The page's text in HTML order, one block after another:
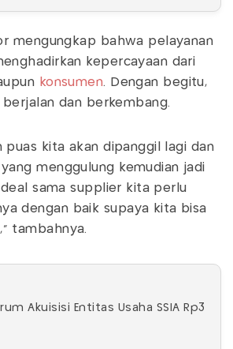
mengungkap bahwa pelayanan
kepercayaan dari
konsumen. Dengan begitu,
berjalan dan berkembang.
puas kita akan dipanggil lagi dan
menggulung kemudian jadi
deal sama supplier kita perlu
dengan baik supaya kita bisa
tambahnya.
Akuisisi Entitas Usaha SSIA Rp3